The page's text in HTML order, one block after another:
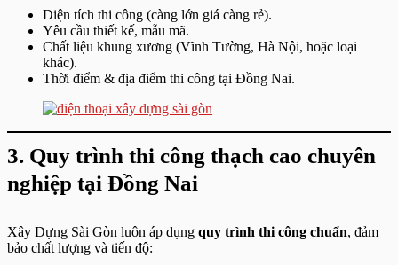
Diện tích thi công (càng lớn giá càng rẻ).
Yêu cầu thiết kế, mẫu mã.
Chất liệu khung xương (Vĩnh Tường, Hà Nội, hoặc loại
khác).
Thời điểm & địa điểm thi công tại Đồng Nai.
3. Quy trình thi công thạch cao chuyên
nghiệp tại Đồng Nai
Xây Dựng Sài Gòn luôn áp dụng quy trình thi công chuẩn, đảm
bảo chất lượng và tiến độ: